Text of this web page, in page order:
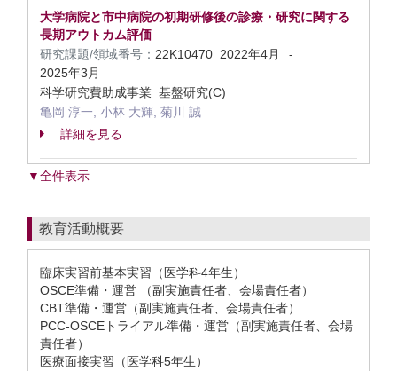
大学病院と市中病院の初期研修後の診療・研究に関する
長期アウトカム評価
研究課題/領域番号： 22K10470 2022年4月 -
2025年3月
科学研究費助成事業 基盤研究(C)
亀岡 淳一, 小林 大輝, 菊川 誠
詳細を見る
▼全件表示
教育活動概要
臨床実習前基本実習（医学科4年生）
OSCE準備・運営 （副実施責任者、会場責任者）
CBT準備・運営（副実施責任者、会場責任者）
PCC-OSCEトライアル準備・運営（副実施責任者、会場
責任者）
医療面接実習（医学科5年生）